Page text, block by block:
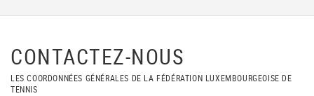
CONTACTEZ-NOUS
LES COORDONNÉES GÉNÉRALES DE LA FÉDÉRATION LUXEMBOURGEOISE DE
TENNIS